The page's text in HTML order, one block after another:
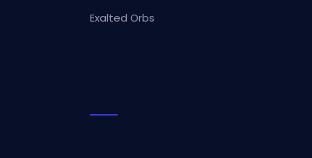
Exalted Orbs